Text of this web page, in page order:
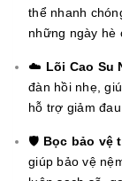
thể nhanh
những ngày hè
☁️ Lõi Cao Su
đàn hồi nhẹ,
hỗ trợ giảm
🛡️ Bọc bảo vệ
giúp bảo vệ